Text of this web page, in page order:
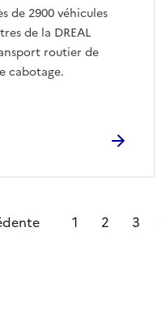
de 2900 véhicules
de la DREAL
routier de
cabotage.
1 2 3